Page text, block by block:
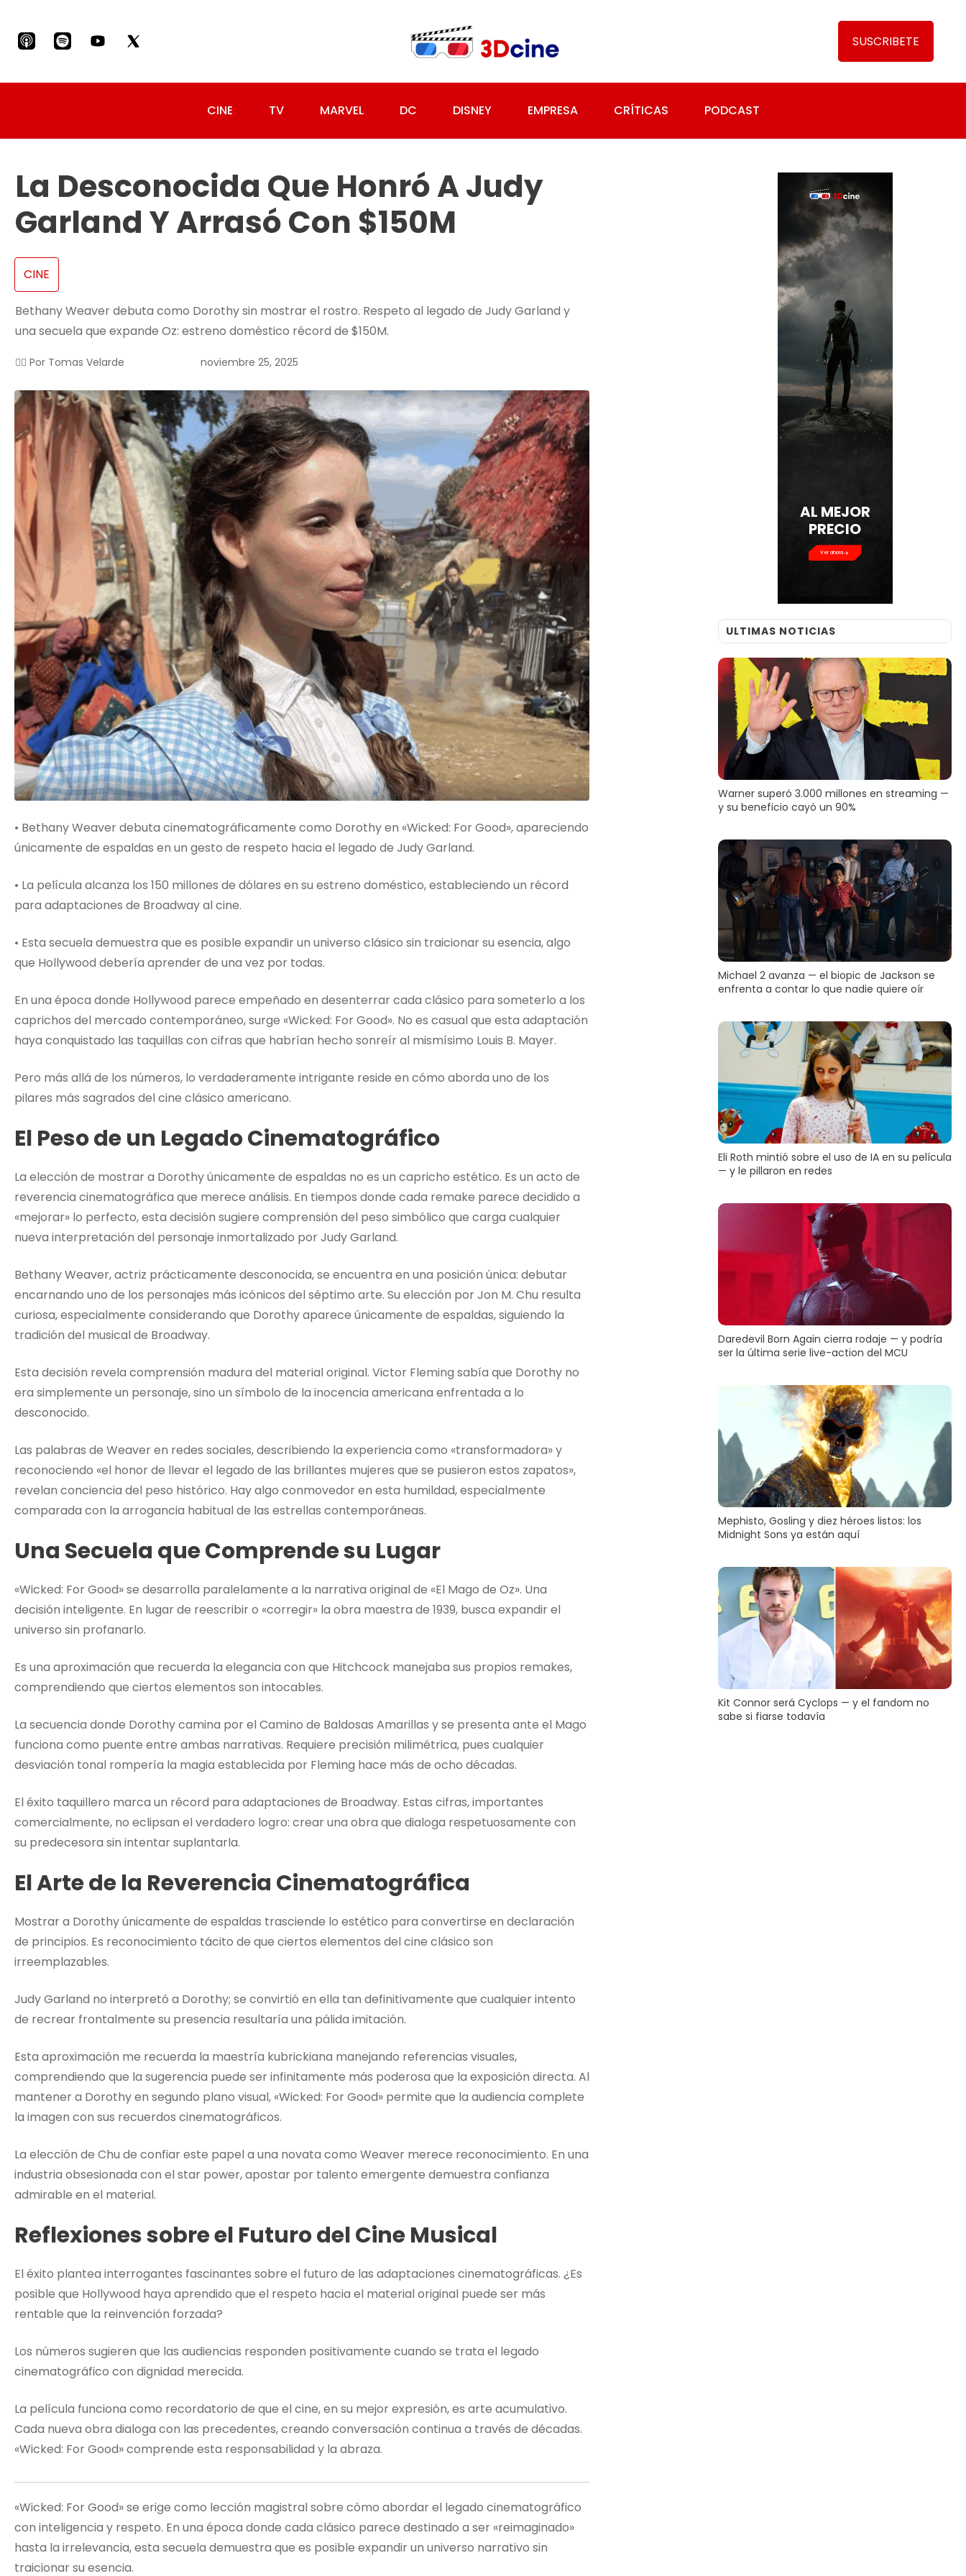
SUSCRIBETE
CINE TV MARVEL DC DISNEY EMPRESA CRÍTICAS PODCAST
La Desconocida Que Honró A Judy
Garland Y Arrasó Con $150M
CINE
Bethany Weaver debuta como Dorothy sin mostrar el rostro. Respeto al legado de Judy Garland y
una secuela que expande Oz: estreno doméstico récord de $150M.
✍🏻 Por Tomas Velarde noviembre 25, 2025
• Bethany Weaver debuta cinematográficamente como Dorothy en «Wicked: For Good», apareciendo
únicamente de espaldas en un gesto de respeto hacia el legado de Judy Garland.
• La película alcanza los 150 millones de dólares en su estreno doméstico, estableciendo un récord
para adaptaciones de Broadway al cine.
• Esta secuela demuestra que es posible expandir un universo clásico sin traicionar su esencia, algo
que Hollywood debería aprender de una vez por todas.
En una época donde Hollywood parece empeñado en desenterrar cada clásico para someterlo a los
caprichos del mercado contemporáneo, surge «Wicked: For Good». No es casual que esta adaptación
haya conquistado las taquillas con cifras que habrían hecho sonreír al mismísimo Louis B. Mayer.
Pero más allá de los números, lo verdaderamente intrigante reside en cómo aborda uno de los
pilares más sagrados del cine clásico americano.
El Peso de un Legado Cinematográfico
La elección de mostrar a Dorothy únicamente de espaldas no es un capricho estético. Es un acto de
reverencia cinematográfica que merece análisis. En tiempos donde cada remake parece decidido a
«mejorar» lo perfecto, esta decisión sugiere comprensión del peso simbólico que carga cualquier
nueva interpretación del personaje inmortalizado por Judy Garland.
Bethany Weaver, actriz prácticamente desconocida, se encuentra en una posición única: debutar
encarnando uno de los personajes más icónicos del séptimo arte. Su elección por Jon M. Chu resulta
curiosa, especialmente considerando que Dorothy aparece únicamente de espaldas, siguiendo la
tradición del musical de Broadway.
Esta decisión revela comprensión madura del material original. Victor Fleming sabía que Dorothy no
era simplemente un personaje, sino un símbolo de la inocencia americana enfrentada a lo
desconocido.
Las palabras de Weaver en redes sociales, describiendo la experiencia como «transformadora» y
reconociendo «el honor de llevar el legado de las brillantes mujeres que se pusieron estos zapatos»,
revelan conciencia del peso histórico. Hay algo conmovedor en esta humildad, especialmente
comparada con la arrogancia habitual de las estrellas contemporáneas.
Una Secuela que Comprende su Lugar
«Wicked: For Good» se desarrolla paralelamente a la narrativa original de «El Mago de Oz». Una
decisión inteligente. En lugar de reescribir o «corregir» la obra maestra de 1939, busca expandir el
universo sin profanarlo.
Es una aproximación que recuerda la elegancia con que Hitchcock manejaba sus propios remakes,
comprendiendo que ciertos elementos son intocables.
La secuencia donde Dorothy camina por el Camino de Baldosas Amarillas y se presenta ante el Mago
funciona como puente entre ambas narrativas. Requiere precisión milimétrica, pues cualquier
desviación tonal rompería la magia establecida por Fleming hace más de ocho décadas.
El éxito taquillero marca un récord para adaptaciones de Broadway. Estas cifras, importantes
comercialmente, no eclipsan el verdadero logro: crear una obra que dialoga respetuosamente con
su predecesora sin intentar suplantarla.
El Arte de la Reverencia Cinematográfica
Mostrar a Dorothy únicamente de espaldas trasciende lo estético para convertirse en declaración
de principios. Es reconocimiento tácito de que ciertos elementos del cine clásico son
irreemplazables.
Judy Garland no interpretó a Dorothy; se convirtió en ella tan definitivamente que cualquier intento
de recrear frontalmente su presencia resultaría una pálida imitación.
Esta aproximación me recuerda la maestría kubrickiana manejando referencias visuales,
comprendiendo que la sugerencia puede ser infinitamente más poderosa que la exposición directa. Al
mantener a Dorothy en segundo plano visual, «Wicked: For Good» permite que la audiencia complete
la imagen con sus recuerdos cinematográficos.
La elección de Chu de confiar este papel a una novata como Weaver merece reconocimiento. En una
industria obsesionada con el star power, apostar por talento emergente demuestra confianza
admirable en el material.
Reflexiones sobre el Futuro del Cine Musical
El éxito plantea interrogantes fascinantes sobre el futuro de las adaptaciones cinematográficas. ¿Es
posible que Hollywood haya aprendido que el respeto hacia el material original puede ser más
rentable que la reinvención forzada?
Los números sugieren que las audiencias responden positivamente cuando se trata el legado
cinematográfico con dignidad merecida.
La película funciona como recordatorio de que el cine, en su mejor expresión, es arte acumulativo.
Cada nueva obra dialoga con las precedentes, creando conversación continua a través de décadas.
«Wicked: For Good» comprende esta responsabilidad y la abraza.
«Wicked: For Good» se erige como lección magistral sobre cómo abordar el legado cinematográfico
con inteligencia y respeto. En una época donde cada clásico parece destinado a ser «reimaginado»
hasta la irrelevancia, esta secuela demuestra que es posible expandir un universo narrativo sin
traicionar su esencia.
AL MEJOR
PRECIO
ULTIMAS NOTICIAS
Warner superó 3.000 millones en streaming —
y su beneficio cayó un 90%
Michael 2 avanza — el biopic de Jackson se
enfrenta a contar lo que nadie quiere oír
Eli Roth mintió sobre el uso de IA en su película
— y le pillaron en redes
Daredevil Born Again cierra rodaje — y podría
ser la última serie live-action del MCU
Mephisto, Gosling y diez héroes listos: los
Midnight Sons ya están aquí
Kit Connor será Cyclops — y el fandom no
sabe si fiarse todavía